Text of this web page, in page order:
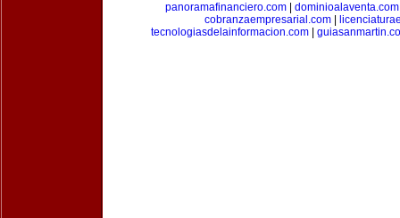
panoramafinanciero.com
dominioalaventa.com
cobranzaempresarial.com
tecnologiasdelainformacion.com|